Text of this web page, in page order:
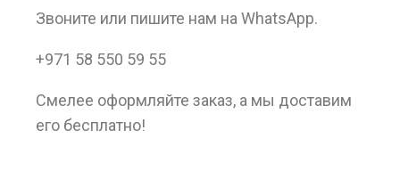
Звоните или пишите нам на WhatsApp.
+971 58 550 59 55
Смелее оформляйте заказ, а мы доставим
его бесплатно!